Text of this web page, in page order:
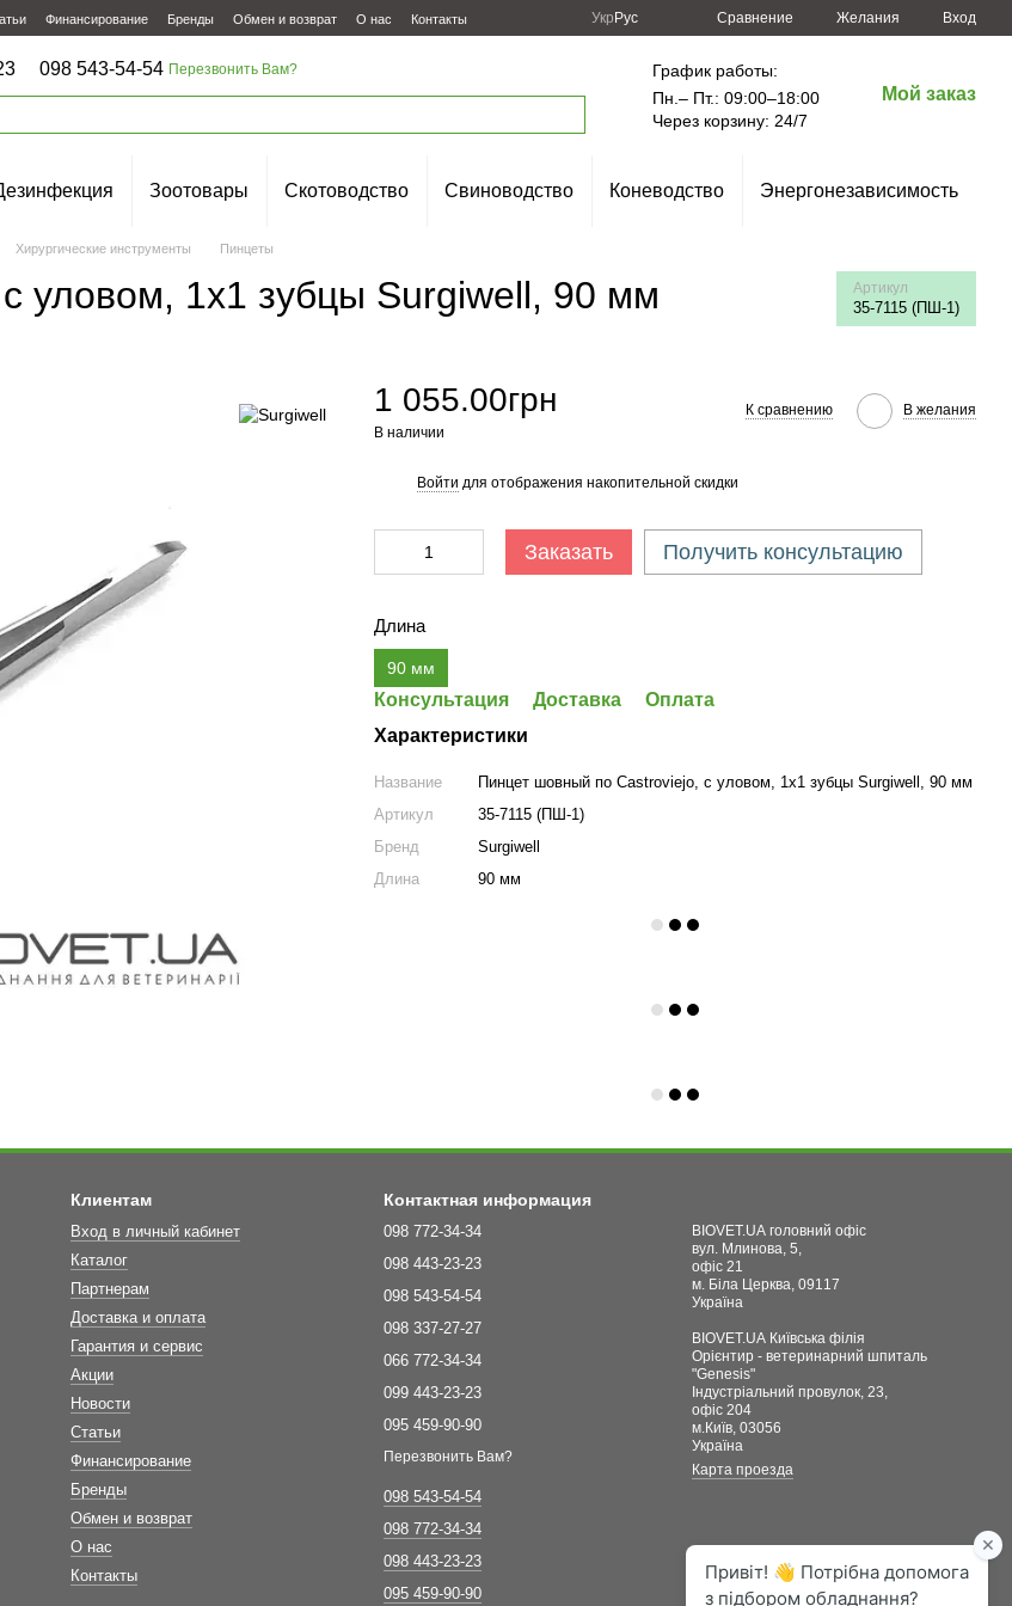
Финансирование Бренды Обмен и возврат О нас Контакты Укр Рус Сравнение Желания Вход
098 543-54-54 Перезвонить Вам?
График работы:
Пн.– Пт.: 09:00–18:00
Через корзину: 24/7
Мой заказ
Зоотовары Скотоводство Свиноводство Коневодство Энергонезависимость
Хирургические инструменты Пинцеты
уловом, 1x1 зубцы Surgiwell, 90 мм Артикул
35-7115 (ПШ-1)
1 055.00грн
В наличии
К сравнению В желания
Войти для отображения накопительной скидки
Заказать Получить консультацию
Длина
90 мм
Консультация Доставка
Оплата
Характеристики
Название
Пинцет шовный по Castroviejo, с уловом, 1x1 зубцы Surgiwell, 90 мм
Артикул
35-7115 (ПШ-1)
Бренд
Surgiwell
Длина
90 мм
Клиентам
Вход в личный кабинет
Каталог
Партнерам
Доставка и оплата
Гарантия и сервис
Акции
Новости
Статьи
Финансирование
Бренды
Обмен и возврат
О нас
Контакты
Контактная информация
098 772-34-34
098 443-23-23
098 543-54-54
098 337-27-27
066 772-34-34
099 443-23-23
095 459-90-90
Перезвонить Вам?
098 543-54-54
098 772-34-34
098 443-23-23
095 459-90-90
BIOVET.UA головний офіс
вул. Млинова, 5,
офіс 21
м. Біла Церква, 09117
Україна
BIOVET.UA Київська філія
Орієнтир - ветеринарний шпиталь
"Genesis"
Індустріальний провулок, 23,
офіс 204
м.Київ, 03056
Україна
Карта проезда